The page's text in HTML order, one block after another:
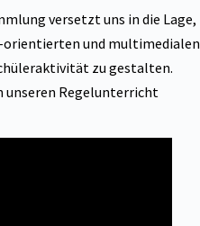
versetzt uns in die Lage,
orientierten und multimedialen
zu gestalten.
unseren Regelunterricht